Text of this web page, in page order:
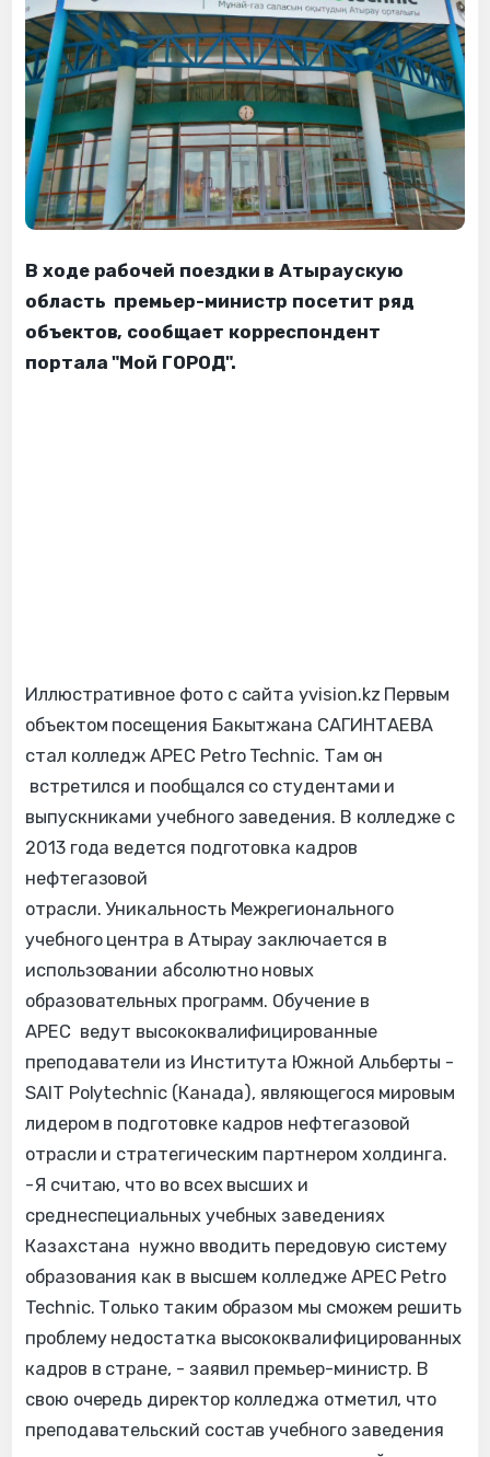
В ходе рабочей поездки в Атыраускую
область премьер-министр посетит ряд
объектов, сообщает корреспондент
портала "Мой ГОРОД".
Иллюстративное фото с сайта yvision.kz Первым
объектом посещения Бакытжана САГИНТАЕВА
стал колледж APEC Petro Technic. Там он
встретился и пообщался со студентами и
выпускниками учебного заведения. В колледже с
2013 года ведется подготовка кадров
нефтегазовой
отрасли. Уникальность Межрегионального
учебного центра в Атырау заключается в
использовании абсолютно новых
образовательных программ. Обучение в
APEC ведут высококвалифицированные
преподаватели из Института Южной Альберты -
SAIT Polytechnic (Канада), являющегося мировым
лидером в подготовке кадров нефтегазовой
отрасли и стратегическим партнером холдинга.
-Я считаю, что во всех высших и
среднеспециальных учебных заведениях
Казахстана нужно вводить передовую систему
образования как в высшем колледже APEC Petro
Technic. Только таким образом мы сможем решить
проблему недостатка высококвалифицированных
кадров в стране, - заявил премьер-министр. В
свою очередь директор колледжа отметил, что
преподавательский состав учебного заведения